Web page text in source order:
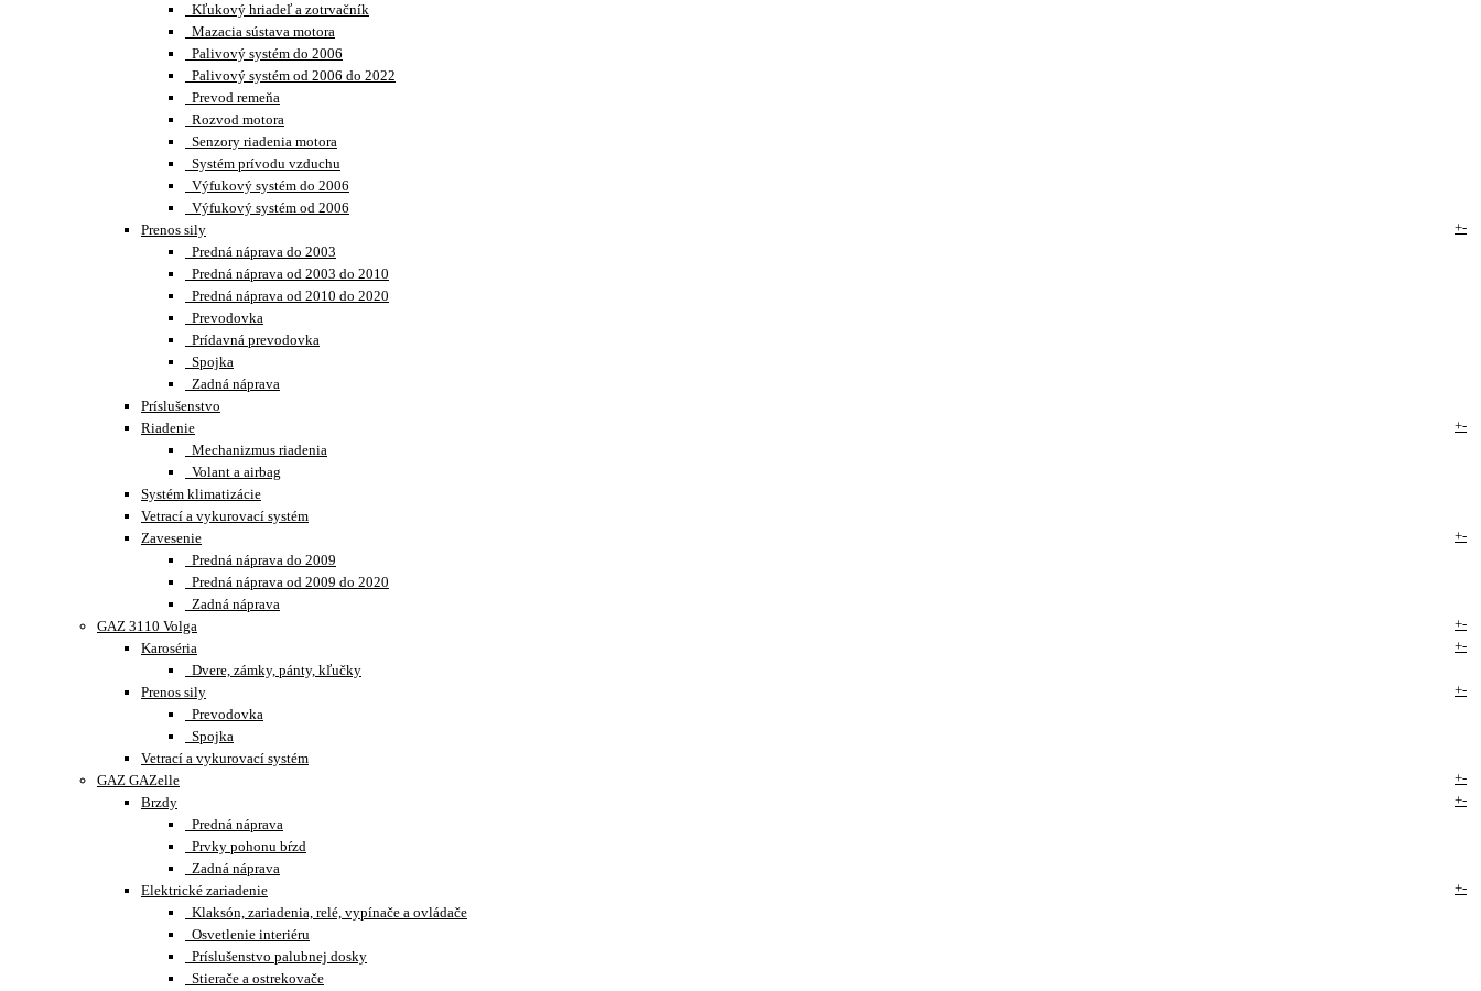
Kľukový hriadeľ a zotrvačník
Mazacia sústava motora
Palivový systém do 2006
Palivový systém od 2006 do 2022
Prevod remeňa
Rozvod motora
Senzory riadenia motora
Systém prívodu vzduchu
Výfukový systém do 2006
Výfukový systém od 2006
Prenos sily
+-
Predná náprava do 2003
Predná náprava od 2003 do 2010
Predná náprava od 2010 do 2020
Prevodovka
Prídavná prevodovka
Spojka
Zadná náprava
Príslušenstvo
Riadenie
+-
Mechanizmus riadenia
Volant a airbag
Systém klimatizácie
Vetrací a vykurovací systém
Zavesenie
+-
Predná náprava do 2009
Predná náprava od 2009 do 2020
Zadná náprava
GAZ 3110 Volga
+-
Karoséria
+-
Dvere, zámky, pánty, kľučky
Prenos sily
+-
Prevodovka
Spojka
Vetrací a vykurovací systém
GAZ GAZelle
+-
Brzdy
+-
Predná náprava
Prvky pohonu bŕzd
Zadná náprava
Elektrické zariadenie
+-
Klaksón, zariadenia, relé, vypínače a ovládače
Osvetlenie interiéru
Príslušenstvo palubnej dosky
Stierače a ostrekovače